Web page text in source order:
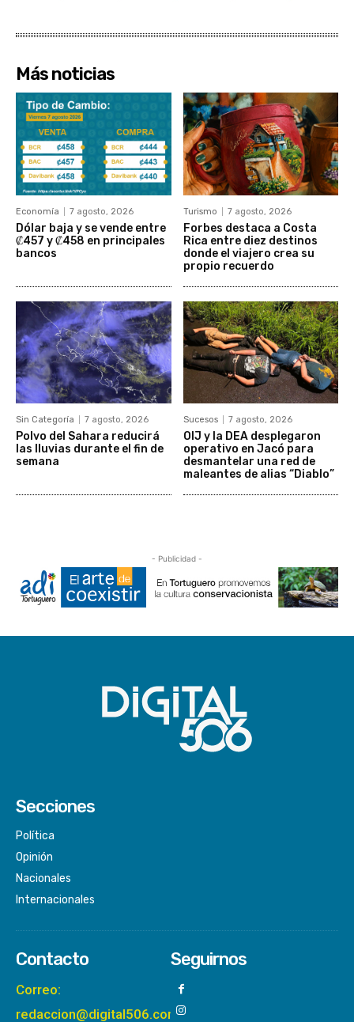
Más noticias
Economía 7 agosto, 2026
Dólar baja y se vende entre
₡457 y ₡458 en principales
bancos
Turismo 7 agosto, 2026
Forbes destaca a Costa
Rica entre diez destinos
donde el viajero crea su
propio recuerdo
Sin Categoría 7 agosto, 2026
Polvo del Sahara reducirá
las lluvias durante el fin de
semana
Sucesos 7 agosto, 2026
OIJ y la DEA desplegaron
operativo en Jacó para
desmantelar una red de
maleantes de alias “Diablo”
- Publicidad -
Secciones
Política
Opinión
Nacionales
Internacionales
Contacto
Correo:
redaccion@digital506.com
Seguirnos